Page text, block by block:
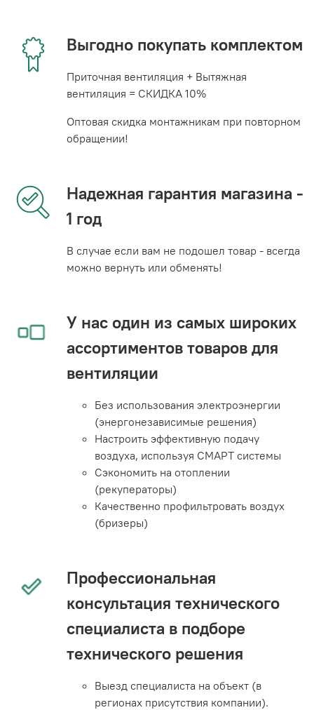
Выгодно покупать комплектом
Приточная вентиляция + Вытяжная
вентиляция = СКИДКА 10%
Оптовая скидка монтажникам при повторном
обращении!
Надежная гарантия магазина -
1 год
В случае если вам не подошел товар - всегда
можно вернуть или обменять!
У нас один из самых широких
ассортиментов товаров для
вентиляции
Без использования электроэнергии
(энергонезависимые решения)
Настроить эффективную подачу
воздуха, используя СМАРТ системы
Сэкономить на отоплении
(рекуператоры)
Качественно профильтровать воздух
(бризеры)
Профессиональная
консультация технического
специалиста в подборе
технического решения
Выезд специалиста на объект (в
регионах присутствия компании).